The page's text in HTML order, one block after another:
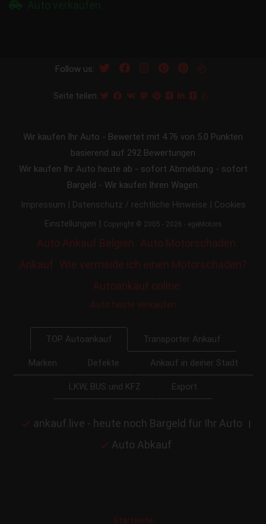
Follow us:
Seite teilen:
Wir kaufen Ihr Auto - Bewertet mit 4.76 von 5.0 Punkten
basierend auf 292 Bewertungen
Wir kaufen Ihr Auto heute ab - sofort Abmeldung - sofort
Bargeld - Wir kaufen Ihren Wagen.
Impressum | Datenschutz / rechtliche Hinweise | Cookies
Einstellungen | Copyright © 2005 - 2026 - egeMotors
Auto Ankauf Belgien
Auto Motorschaden
Ankauf Wie vermeide ich einen Motorschaden?
Autoankauf online
Auto heute verkaufen
TOP Autoankauf Transporter Ankauf
Marken Defekte Ankauf in deiner Stadt
LKW, BUS und KFZ Export
ankauf.live - heute noch Bargeld für Ihr Auto |
Auto Abkauf
Startseite